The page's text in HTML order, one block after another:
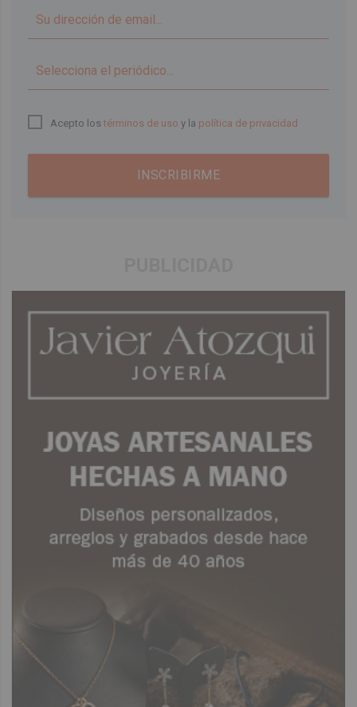
Acepto lostérminos de uso y la política de privacidad
INSCRIBIRME